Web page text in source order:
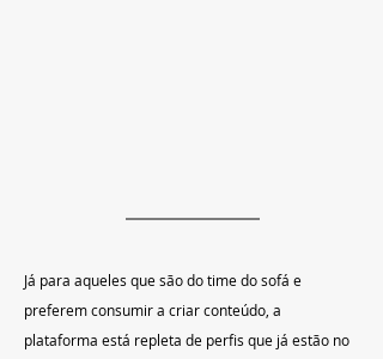
Já para aqueles que são do time do sofá e
preferem consumir a criar conteúdo, a
plataforma está repleta de perfis que já estão no